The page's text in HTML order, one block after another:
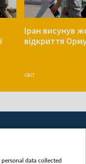
Іран висунув
відкриття
СВІТ
data collected